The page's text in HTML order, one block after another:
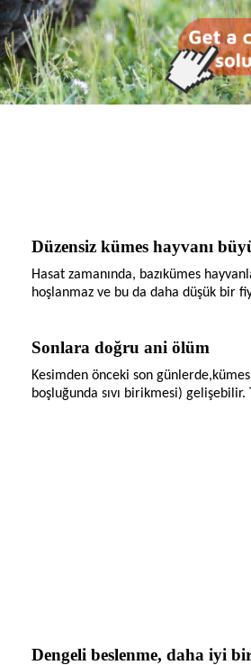
Düzensiz kümes hayvanı
Hasat zamanında, bazıkümes
hoşlanmaz ve bu da daha düşük bir
Sonlara doğru ani ölüm
Kesimden önceki son günlerde,
boşluğunda sıvı birikmesi)
Dengeli beslenme, daha iyi